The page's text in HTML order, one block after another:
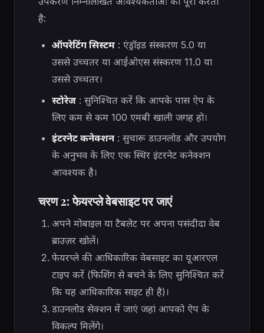
है:
ऑपरेटिंग सिस्टम: एंड्रॉइड संस्करण 5.0 या
उससे उच्चतर या आईओएस संस्करण 11.0 या
उससे उच्चतर।
स्टोरेज: सुनिश्चित करें कि आपके पास ऐप के
लिए कम से कम 100 एमबी खाली जगह हो।
इंटरनेट कनेक्शन: सुचारू डाउनलोड और उपयोग
के अनुभव के लिए एक स्थिर इंटरनेट कनेक्शन
आवश्यक है।
चरण 2: फेयरप्ले वेबसाइट पर जाएं
अपने मोबाइल या टैबलेट पर अपना पसंदीदा वेब
ब्राउज़र खोलें।
फेयरप्ले की आधिकारिक वेबसाइट का यूआरएल
टाइप करें (फिशिंग से बचने के लिए सुनिश्चित करें
कि यह आधिकारिक साइट ही है)।
डाउनलोड सेक्शन में जाएं जहां आपको ऐप के
विकल्प मिलेंगे।